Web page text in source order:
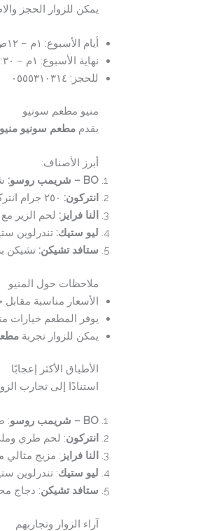
يمكن للزوار الحجز
أيام الأسبوع: ١م – ١٢ص
نهاية الأسبوع: ١م – ١٢:٣٠ص
للحجز: ٠٥٥٥٣١٠٣١٤
منيو مطعم سونيو
يقدممطعم سونيو منيو
أبرز الأصناف:
BO – شريمب روسو:
انتركون:
النا فرايز: لحم الزير
ليو ستيك: تندرلوين
ستافد تشيكن: تشيكن
ملاحظات حول المنيو
الأسعار مناسبة مقابل
يوفر المطعم خيارات
يمكن للزوار تجربة
الأطباق الأكثر إعجابًا
استنادًا إلى تجارب
BO – شريمب روسو
:
انتركون: لحم طري
النا فرايز : مزيج مثالي
ليو ستيك: تندرلوين
ستافد تشيكن: دجاج
آراء الزوار وتجاربهم